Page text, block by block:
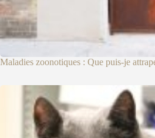
Maladies zoonotiques : Que puis-je